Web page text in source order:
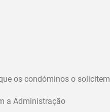
os condóminos o solicitem
a Administração